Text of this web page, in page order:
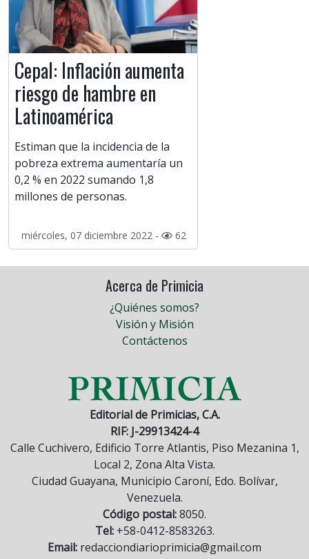
Cepal: Inflación aumenta
riesgo de hambre en
Latinoamérica
Estiman que la incidencia de la
pobreza extrema aumentaría un
0,2 % en 2022 sumando 1,8
millones de personas.
miércoles, 07 diciembre 2022 - 62
Acerca de Primicia
¿Quiénes somos?
Visión y Misión
Contáctenos
Editorial de Primicias, C.A.
RIF: J-29913424-4
Calle Cuchivero, Edificio Torre Atlantis, Piso Mezanina 1,
Local 2, Zona Alta Vista.
Ciudad Guayana, Municipio Caroní, Edo. Bolívar,
Venezuela.
Código postal:8050.
Tel:+58-0412-8583263.
Email: redacciondiarioprimicia@gmail.com